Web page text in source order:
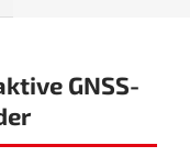
GNSS-